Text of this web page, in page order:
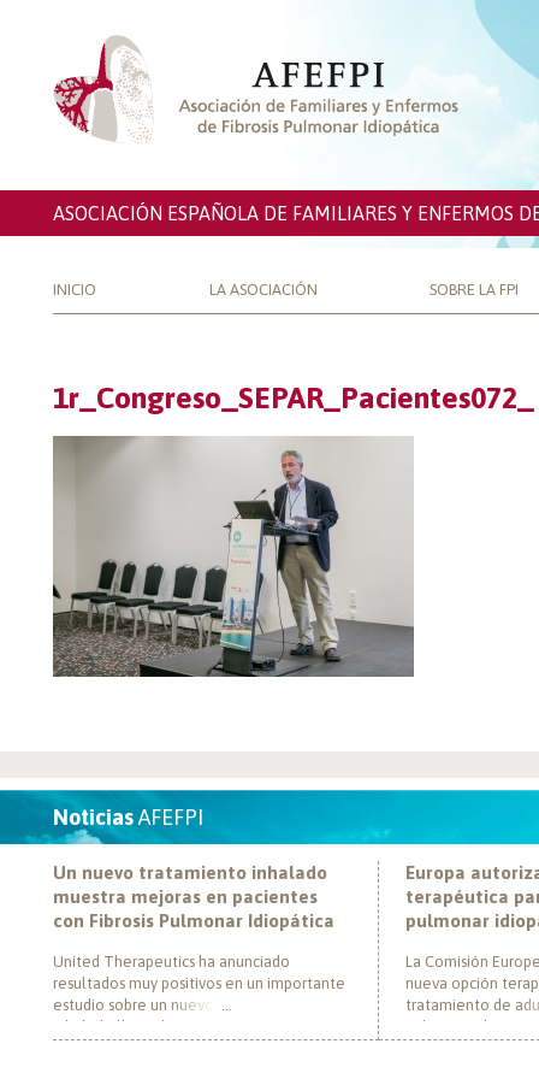
ASOCIACIÓN ESPAÑOLA DE FAMILIARES Y ENFERMOS
INICIO LA ASOCIACIÓN SOBRE LA FPI
1r_Congreso_SEPAR_Pacientes072_
NoticiasAFEFPI
Un nuevo tratamiento inhalado
muestra mejoras en pacientes
con Fibrosis Pulmonar Idiopática
United Therapeutics ha anunciado
resultados muy positivos en un importante
estudio sobre un nuevo tratamiento
inhalado llamado Tyvaso, dirigido a
Europa
terapéutica
pulmonar
La Comisión
nueva opción
tratamiento de
pulmonar